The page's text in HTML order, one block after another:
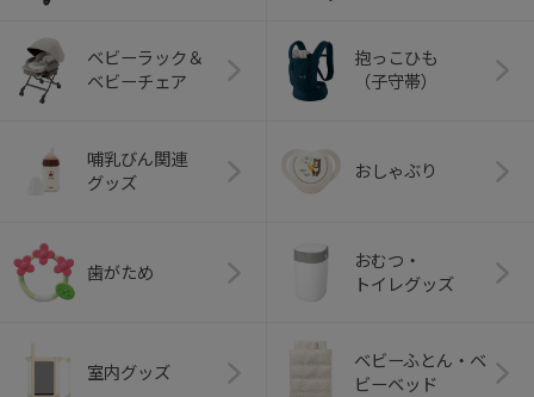
ベビーラック＆
ベビーチェア
抱っこひも
（子守帯）
哺乳びん関連
グッズ
おしゃぶり
歯がため
おむつ・
トイレグッズ
室内グッズ
ベビーふとん・ベ
ビーベッド